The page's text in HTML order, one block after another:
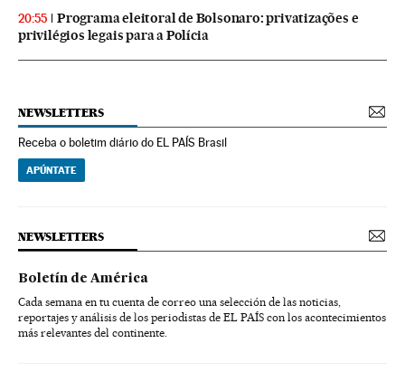
20:55
Programa eleitoral de Bolsonaro: privatizações e
privilégios legais para a Polícia
NEWSLETTERS
Receba o boletim diário do EL PAÍS Brasil
APÚNTATE
NEWSLETTERS
Boletín de América
Cada semana en tu cuenta de correo una selección de las noticias,
reportajes y análisis de los periodistas de EL PAÍS con los acontecimientos
más relevantes del continente.